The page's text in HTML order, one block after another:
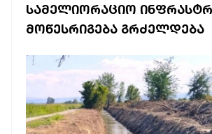
ᲡᲐᲛᲔᲚᲘᲝᲠᲐᲪᲘᲝ
ᲛᲝᲬᲔᲡᲠᲘᲒᲔᲑᲐ ᲒᲠᲫᲔᲚᲓᲔᲑᲐ